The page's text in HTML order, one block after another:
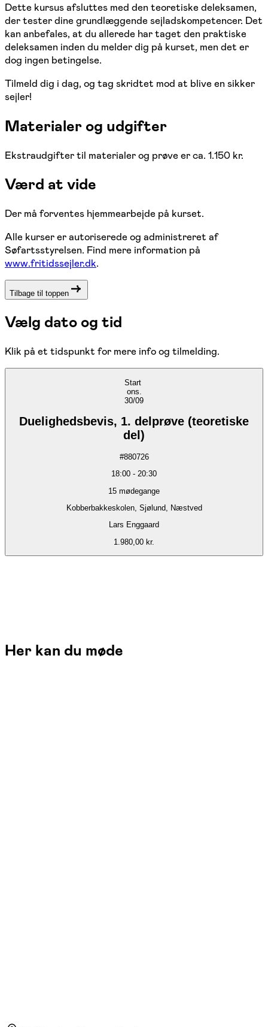
Dette kursus afsluttes med den teoretiske deleksamen,
der tester dine grundlæggende sejladskompetencer. Det
kan anbefales, at du allerede har taget den praktiske
deleksamen inden du melder dig på kurset, men det er
dog ingen betingelse.
Tilmeld dig i dag, og tag skridtet mod at blive en sikker
sejler!
Materialer og udgifter
Ekstraudgifter til materialer og prøve er ca. 1.150 kr.
Værd at vide
Der må forventes hjemmearbejde på kurset.
Alle kurser er autoriserede og administreret af
Søfartsstyrelsen. Find mere information på
www.fritidssejler.dk.
Tilbage til toppen
Vælg dato og tid
Klik på et tidspunkt for mere info og tilmelding.
Start
ons.
30/09
Duelighedsbevis, 1. delprøve (teoretiske
del)
#880726
18:00 - 20:30
15 mødegange
Kobberbakkeskolen, Sjølund, Næstved
Lars Enggaard
1.980,00 kr.
Her kan du møde